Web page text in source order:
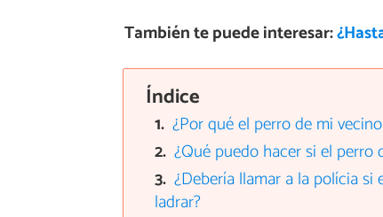
También te puede interesar:
Índice
¿Por qué el perro de mi
¿Qué puedo hacer si el perro
¿Debería llamar a la polícia
ladrar?